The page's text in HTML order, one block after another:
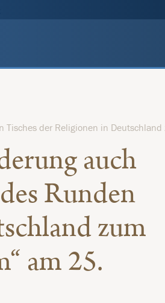
der Religionen in
auch
Runden
zum
am 25.